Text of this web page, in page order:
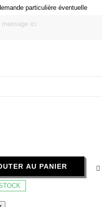
particulière éventuelle
AU PANIER